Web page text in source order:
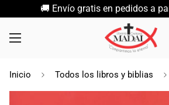
🚚 Envío gratis en pedidos a
Inicio Todos los libros y biblias